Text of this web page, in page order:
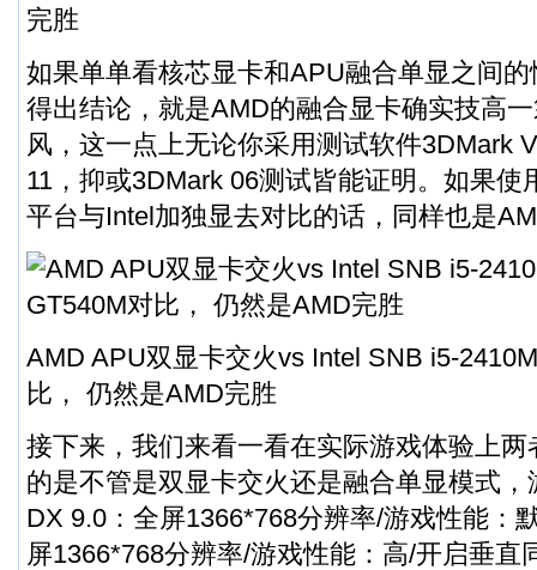
完胜
如果单单看核芯显卡和APU融合单显之间
得出结论，就是AMD的融合显卡确实技高
风，这一点上无论你采用测试软件3DMark
11，抑或3DMark 06测试皆能证明。如果使
平台与Intel加独显去对比的话，同样也是
AMD APU双显卡交火vs Intel SNB i5-
比， 仍然是AMD完胜
接下来，我们来看一看在实际游戏体验上
的是不管是双显卡交火还是融合单显模式
DX 9.0：全屏1366*768分辨率/游戏性能：
屏1366*768分辨率/游戏性能：高/开启垂直